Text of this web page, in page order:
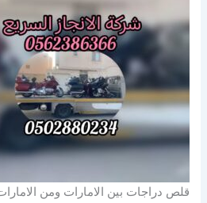
قلص دراجات بين الامارات ومن